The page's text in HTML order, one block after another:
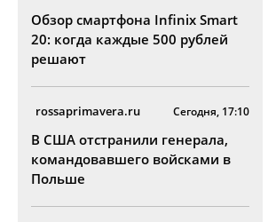
Обзор смартфона Infinix Smart
20: когда каждые 500 рублей
решают
rossaprimavera.ru Сегодня, 17:10
В США отстранили генерала,
командовавшего войсками в
Польше